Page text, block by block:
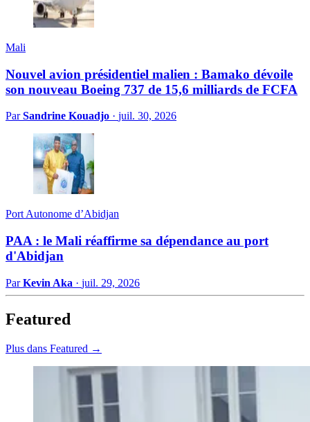
Mali
Nouvel avion présidentiel malien : Bamako dévoile
son nouveau Boeing 737 de 15,6 milliards de FCFA
ParSandrine Kouadjo · juil. 30, 2026
Port Autonome d’Abidjan
PAA : le Mali réaffirme sa dépendance au port
d'Abidjan
ParKevin Aka · juil. 29, 2026
Featured
Plus dans Featured →